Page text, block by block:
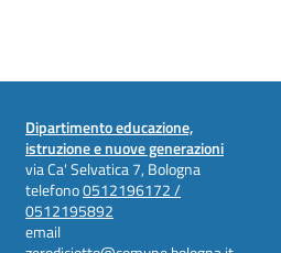
Dipartimento educazione,
istruzione e nuove generazioni
via Ca' Selvatica 7, Bologna
telefono0512196172 /
0512195892
email